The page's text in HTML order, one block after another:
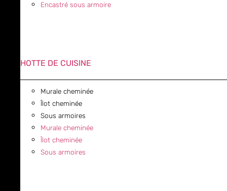
Encastré sous armoire
HOTTE DE CUISINE
Murale cheminée
Îlot cheminée
Sous armoires
Murale cheminée
Îlot cheminée
Sous armoires